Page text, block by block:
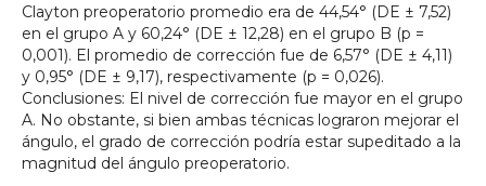
Clayton preoperatorio promedio era de 44,54° (DE ± 7,52)
en el grupo A y 60,24° (DE ± 12,28) en el grupo B (p =
0,001). El promedio de corrección fue de 6,57° (DE ± 4,11)
y 0,95° (DE ± 9,17), respectivamente (p = 0,026).
Conclusiones: El nivel de corrección fue mayor en el grupo
A. No obstante, si bien ambas técnicas lograron mejorar el
ángulo, el grado de corrección podría estar supeditado a la
magnitud del ángulo preoperatorio.